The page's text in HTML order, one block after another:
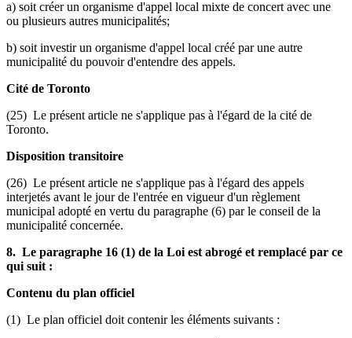
a) soit créer un organisme d'appel local mixte de concert avec une
ou plusieurs autres municipalités;
b) soit investir un organisme d'appel local créé par une autre
municipalité du pouvoir d'entendre des appels.
Cité de Toronto
(25) Le présent article ne s'applique pas à l'égard de la cité de
Toronto.
Disposition transitoire
(26) Le présent article ne s'applique pas à l'égard des appels
interjetés avant le jour de l'entrée en vigueur d'un règlement
municipal adopté en vertu du paragraphe (6) par le conseil de la
municipalité concernée.
8. Le paragraphe 16 (1) de la Loi est abrogé et remplacé par ce
qui suit :
Contenu du plan officiel
(1) Le plan officiel doit contenir les éléments suivants :